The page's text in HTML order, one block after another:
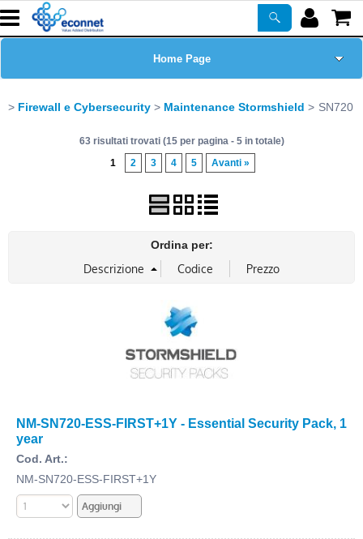
Home Page
Prodotti
Certificazioni
Newsletter
PROMO ATTIVE
Firewall e Cybersecurity Maintenance Stormshield SN720
63 risultati trovati (15 per pagina - 5 in totale)
1
2 3 4 5 Avanti »
Ordina per:
NM-SN720-ESS-FIRST+1Y - Essential Security Pack, 1
year
Cod. Art.:
NM-SN720-ESS-FIRST+1Y